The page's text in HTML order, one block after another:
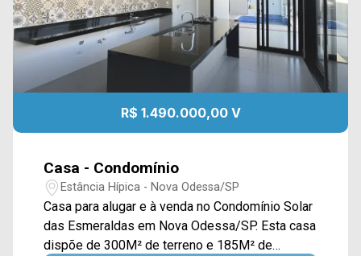
R$ 1.490.000,00 V
Casa - Condomínio
Estância Hípica - Nova Odessa/SP
Casa para alugar e à venda no Condomínio Solar
das Esmeraldas em Nova Odessa/SP. Esta casa
dispõe de 300M² de terreno e 185M² de